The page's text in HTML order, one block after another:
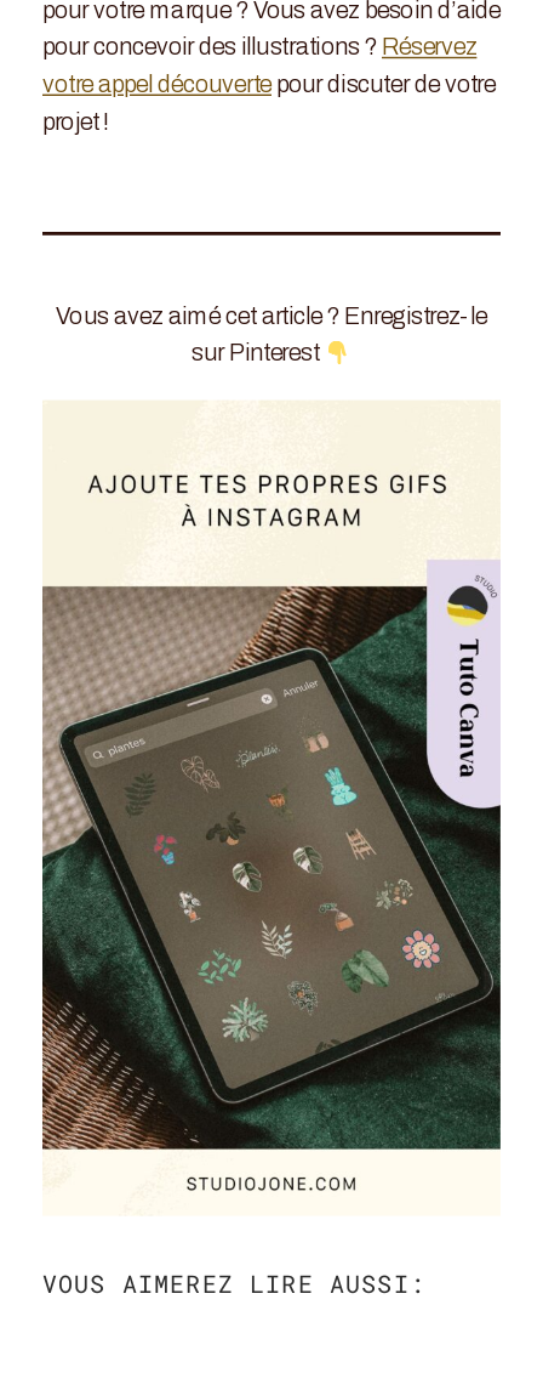
pour votre marque ? Vous avez besoin d’aide
pour concevoir des illustrations ? Réservez
votre appel découvertepour discuter de votre
projet !
Vous avez aimé cet article ? Enregistrez-le
sur Pinterest
VOUS AIMEREZ LIRE AUSSI: